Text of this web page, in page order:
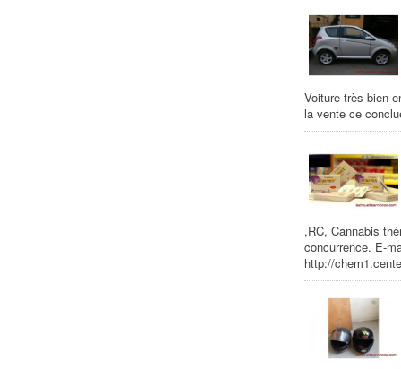
Voiture très bien
la vente ce
,RC, Cannabis
concurrence. E-
http://